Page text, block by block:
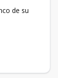
de su